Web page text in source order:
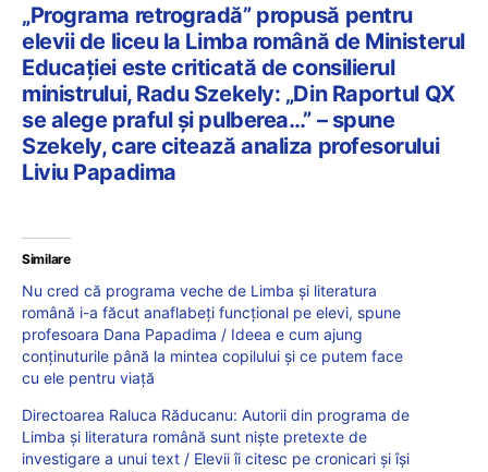
„Programa retrogradă” propusă pentru
elevii de liceu la Limba română de Ministerul
Educației este criticată de consilierul
ministrului, Radu Szekely: „Din Raportul QX
se alege praful și pulberea…” – spune
Szekely, care citează analiza profesorului
Liviu Papadima
Similare
Nu cred că programa veche de Limba și literatura
română i-a făcut anaflabeți funcțional pe elevi, spune
profesoara Dana Papadima / Ideea e cum ajung
conținuturile până la mintea copilului și ce putem face
cu ele pentru viață
Directoarea Raluca Răducanu: Autorii din programa de
Limba și literatura română sunt niște pretexte de
investigare a unui text / Elevii îi citesc pe cronicari și își